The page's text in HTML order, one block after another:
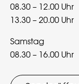
08.30 – 12.00 Uhr
13.30 – 20.00 Uhr
Samstag
08.30 – 16.00 Uhr